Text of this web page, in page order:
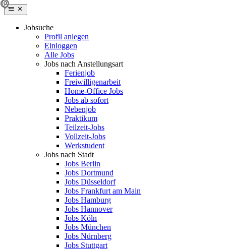
Jobsuche
Profil anlegen
Einloggen
Alle Jobs
Jobs nach Anstellungsart
Ferienjob
Freiwilligenarbeit
Home-Office Jobs
Jobs ab sofort
Nebenjob
Praktikum
Teilzeit-Jobs
Vollzeit-Jobs
Werkstudent
Jobs nach Stadt
Jobs Berlin
Jobs Dortmund
Jobs Düsseldorf
Jobs Frankfurt am Main
Jobs Hamburg
Jobs Hannover
Jobs Köln
Jobs München
Jobs Nürnberg
Jobs Stuttgart